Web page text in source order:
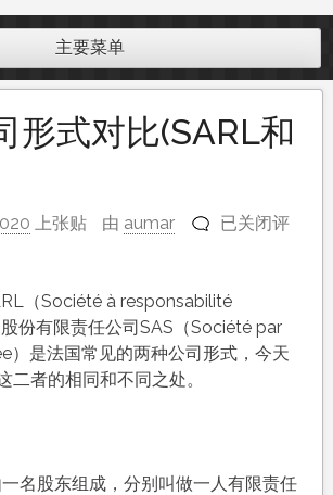
主要菜单
形式对比(SARL和
上张贴 由 aumar
法
司
形
式
SAS
已关闭评
（Société à responsabilité
份有限责任公司SAS（Société par
）是法国常见的两种公司形式，今天
二者的相同和不同之处。
名股东组成，分别叫做一人有限责任